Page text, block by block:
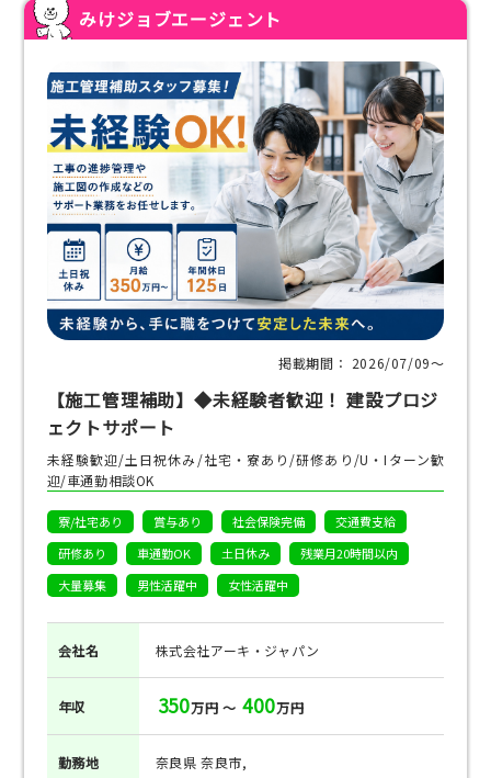
みけジョブエージェント
掲載期間： 2026/07/09〜
【施工管理補助】◆未経験者歓迎！ 建設プロジ
ェクトサポート
未経験歓迎/土日祝休み/社宅・寮あり/研修あり/U・Iターン歓
迎/車通勤相談OK
寮/社宅あり 賞与あり 社会保険完備
交通費支給
研修あり
車通勤OK 土日休み
残業月20時間以内
大量募集
男性活躍中 女性活躍中
会社名 株式会社アーキ・ジャパン
年収 350万円 ～ 400万円
勤務地 奈良県 奈良市,